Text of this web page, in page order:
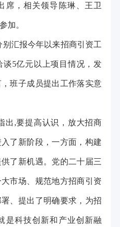
席，相关领导陈琳、王卫
加。
汇报今年以来招商引资工
5亿元以上项目情况，发
班子成员提出工作落实意
出,要提高认识，放大招商
了新阶段，一方面，构建
了新机遇。党的二十届三
市场、规范地方招商引资
、提出了明确要求，为招
是科技创新和产业创新融